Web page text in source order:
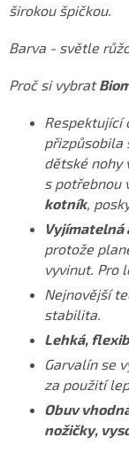
širokou špičkou.
Barva - světle
Proč si vybrat
Respektující
přizpůsobila
dětské nohy
s potřebnou
kotník,
protože
vyvinut. Pro
Nejnovější
stabilita.
Lehká,
Garvalín se
za použití
Obuv
nožičky,